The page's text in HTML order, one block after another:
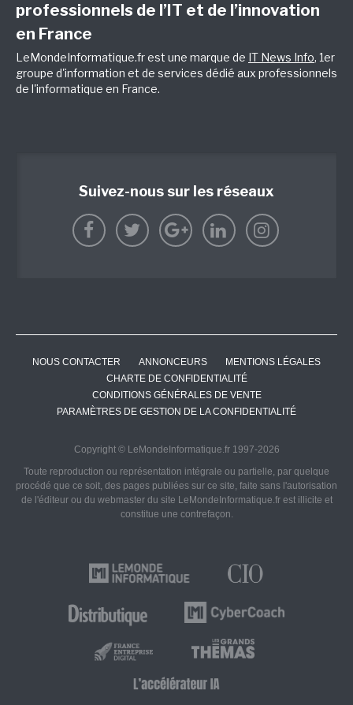
professionnels de l’IT et de l’innovation
en France
LeMondeInformatique.fr est une marque de IT News Info, 1er
groupe d'information et de services dédié aux professionnels
de l'informatique en France.
Suivez-nous sur les réseaux
NOUS CONTACTER ANNONCEURS
MENTIONS LÉGALES
CHARTE DE CONFIDENTIALITÉ
CONDITIONS GÉNÉRALES DE VENTE
PARAMÈTRES DE GESTION DE LA CONFIDENTIALITÉ
Copyright © LeMondeInformatique.fr 1997-2026
Toute reproduction ou représentation intégrale ou partielle, par quelque
procédé que ce soit, des pages publiées sur ce site, faite sans l'autorisation
de l'éditeur ou du webmaster du site LeMondeInformatique.fr est illicite et
constitue une contrefaçon.